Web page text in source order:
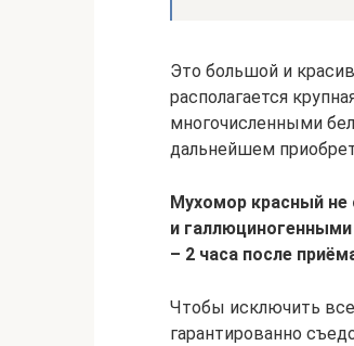
Это большой и
располагается
многочисленными
дальнейшем
Мухомор красный
и галлюциногенными
– 2 часа после
Чтобы исключить
гарантированно